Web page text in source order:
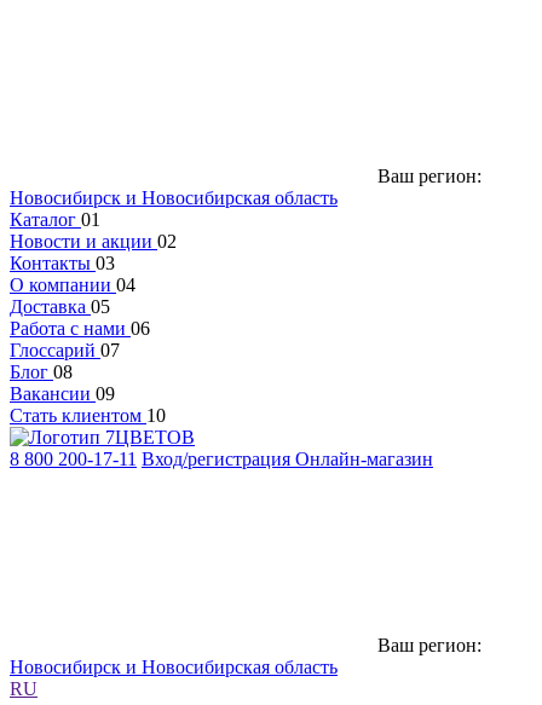
Ваш регион:
Новосибирск и Новосибирская область
Каталог 01
Новости и акции 02
Контакты 03
О компании 04
Доставка 05
Работа с нами 06
Глоссарий 07
Блог 08
Вакансии 09
Стать клиентом 10
8 800 200-17-11 Вход/регистрация Онлайн-магазин
Ваш регион:
Новосибирск и Новосибирская область
RU